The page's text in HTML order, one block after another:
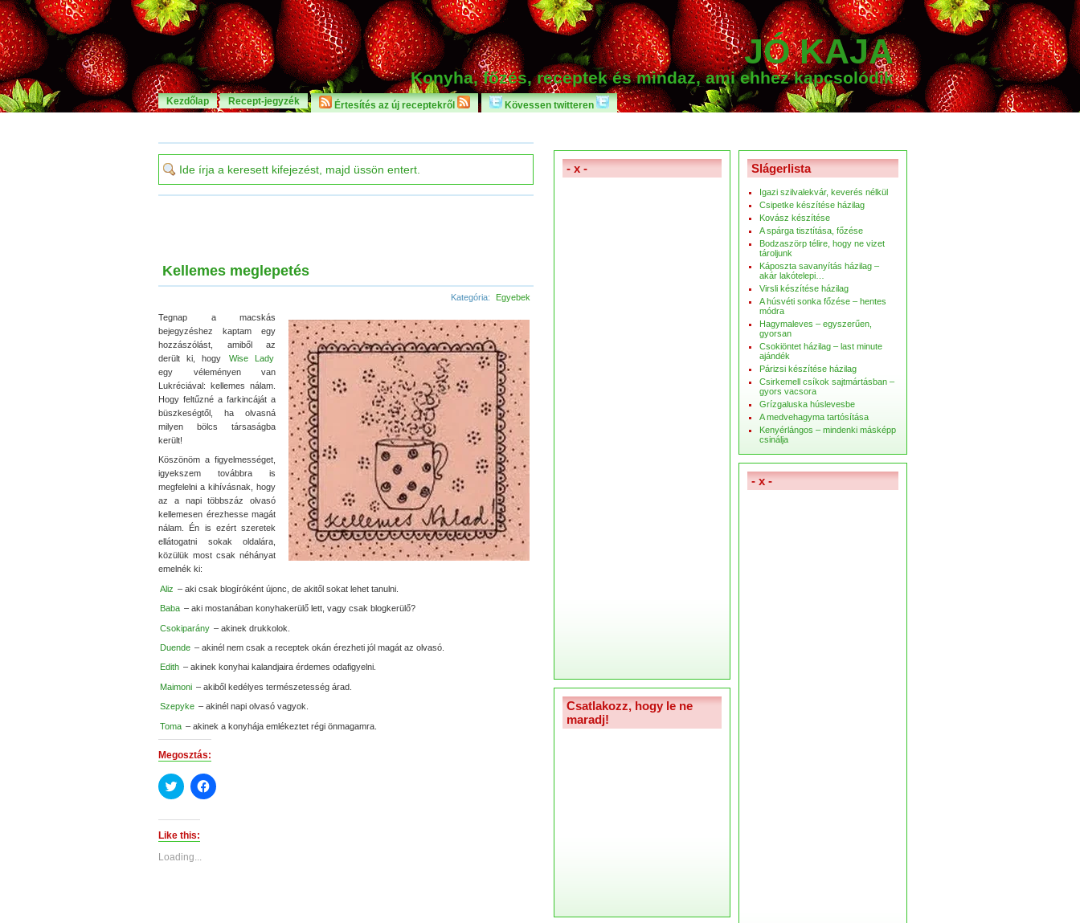
JÓ KAJA
Konyha, főzés, receptek és mindaz, ami ehhez kapcsolódik
Kezdőlap Recept-jegyzék Értesítés az új receptekről Kövessen twitteren
Kellemes meglepetés
Kategória: Egyebek
Tegnap a macskás
bejegyzéshez kaptam egy
hozzászólást, amiből az
derült ki, hogy
Wise Lady
egy véleményen van
Lukréciával: kellemes nálam.
Hogy feltűzné a farkincáját a
büszkeségtől, ha olvasná
milyen bölcs társaságba
került!
Köszönöm a figyelmességet,
igyekszem továbbra is
megfelelni a kihívásnak, hogy
az a napi többszáz olvasó
kellemesen érezhesse magát
nálam. Én is ezért szeretek
ellátogatni sokak oldalára,
közülük most csak néhányat
emelnék ki:
Aliz – aki csak blogíróként újonc, de akitől sokat lehet tanulni.
Baba – aki mostanában konyhakerülő lett, vagy csak blogkerülő?
Csokiparány – akinek drukkolok.
Duende – akinél nem csak a receptek okán érezheti jól magát az olvasó.
Edith – akinek konyhai kalandjaira érdemes odafigyelni.
Maimoni – akiből kedélyes természetesség árad.
Szepyke – akinél napi olvasó vagyok.
Toma – akinek a konyhája emlékeztet régi önmagamra.
Megosztás:
Click
to
(Opens
in
new
Click
to
Like this:
Loading...
- x -
Csatlakozz, hogy le ne
maradj!
Slágerlista
Igazi szilvalekvár, keverés nélkül
Csipetke készítése házilag
Kovász készítése
A spárga tisztítása, főzése
Bodzaszörp télire, hogy ne vizet
tároljunk
Káposzta savanyítás házilag –
akár lakótelepi…
Virsli készítése házilag
A húsvéti sonka főzése – hentes
módra
Hagymaleves – egyszerűen,
gyorsan
Csokiöntet házilag – last minute
ajándék
Párizsi készítése házilag
Csirkemell csíkok sajtmártásban –
gyors vacsora
Grízgaluska húslevesbe
A medvehagyma tartósítása
Kenyérlángos – mindenki másképp
csinálja
- x -